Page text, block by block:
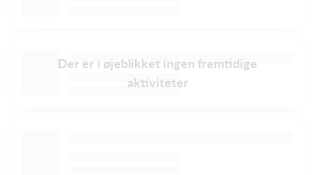
Der er i øjeblikket ingen fremtidige
aktiviteter